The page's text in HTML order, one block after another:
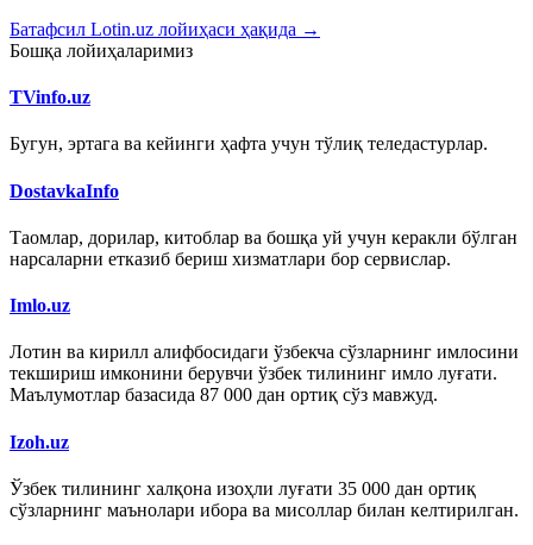
Батафсил Lotin.uz лойиҳаси ҳақида →
Бошқа лойиҳаларимиз
TVinfo.uz
Бугун, эртага ва кейинги ҳафта учун тўлиқ теледастурлар.
DostavkaInfo
Таомлар, дорилар, китоблар ва бошқа уй учун керакли бўлган
нарсаларни етказиб бериш хизматлари бор сервислар.
Imlo.uz
Лотин ва кирилл алифбосидаги ўзбекча сўзларнинг имлосини
текшириш имконини берувчи ўзбек тилининг имло луғати.
Маълумотлар базасида 87 000 дан ортиқ сўз мавжуд.
Izoh.uz
Ўзбек тилининг халқона изоҳли луғати 35 000 дан ортиқ
сўзларнинг маънолари ибора ва мисоллар билан келтирилган.